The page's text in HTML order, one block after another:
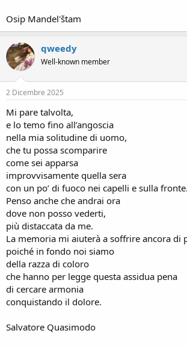
Osip Mandel'štam
qweedy
Well-known member
2 Dicembre 2025
Mi pare talvolta,
e lo temo fino all’angoscia
nella mia solitudine di uomo,
che tu possa scomparire
come sei apparsa
improvvisamente quella sera
con un po’ di fuoco nei capelli e sulla fronte.
Penso anche che andrai ora
dove non posso vederti,
più distaccata da me.
La memoria mi aiuterà a soffrire ancora di
poiché in fondo noi siamo
della razza di coloro
che hanno per legge questa assidua pena
di cercare armonia
conquistando il dolore.
Salvatore Quasimodo